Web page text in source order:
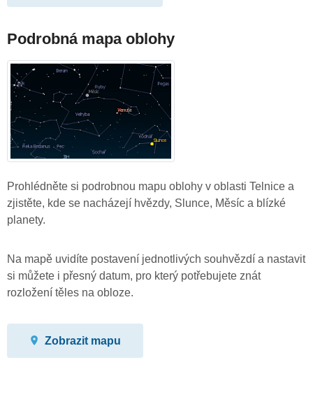
Podrobná mapa oblohy
Prohlédněte si podrobnou mapu oblohy v oblasti Telnice a
zjistěte, kde se nacházejí hvězdy, Slunce, Měsíc a blízké
planety.
Na mapě uvidíte postavení jednotlivých souhvězdí a nastavit
si můžete i přesný datum, pro který potřebujete znát
rozložení těles na obloze.
Zobrazit mapu